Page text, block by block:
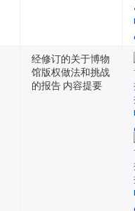
经修订的关于博物
馆版权做法和挑战
的报告 内容提要